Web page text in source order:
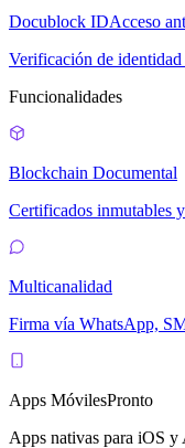
Docublock IDAcceso
Verificación de
Funcionalidades
Blockchain Documental
Certificados inmutables
Multicanalidad
Firma vía WhatsApp,
Apps MóvilesPronto
Apps nativas para iOS y